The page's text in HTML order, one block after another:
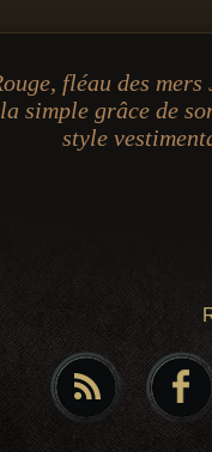
fléau des
simple grâce de
style